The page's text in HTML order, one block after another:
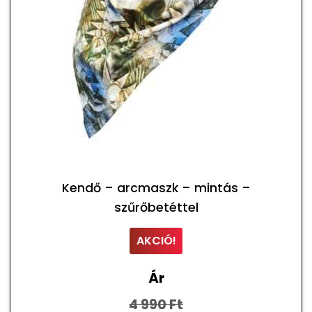
Kendő – arcmaszk – mintás –
szűrőbetéttel
AKCIÓ!
Ár
4 990Ft